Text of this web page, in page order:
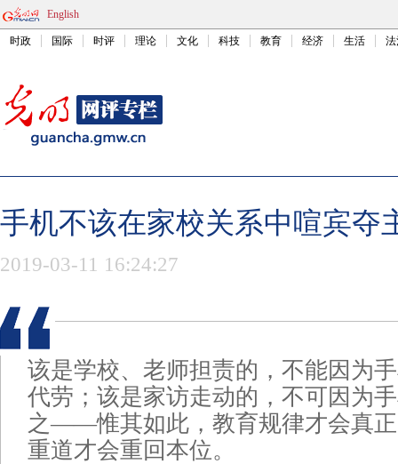
English
时政 国际 时评 理论 文化 科技 教育 经济 生活
手机不该在家校关系中喧宾夺
2019-03-11 16:24:27
该是学校、老师担责的，不能因为
代劳；该是家访走动的，不可因为
之——惟其如此，教育规律才会真
重道才会重回本位。